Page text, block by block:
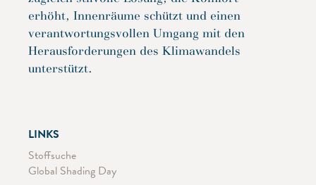
erhöht, Innenräume schützt und einen
verantwortungsvollen Umgang mit den
Herausforderungen des Klimawandels
unterstützt.
LINKS
Stoffsuche
Global Shading Day